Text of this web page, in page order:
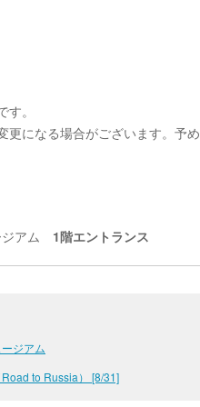
。
更になる場合がございます。予め
ジアム 1階エントランス
ジアム
to Russia） [8/31]